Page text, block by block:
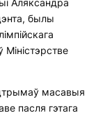
Аляксандра
былы
масавыя
пасля гэтага